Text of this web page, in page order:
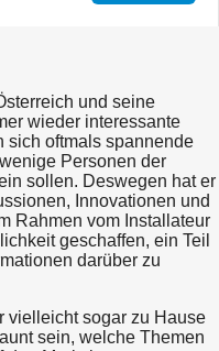
und seine
wieder interessante
sich oftmals spannende
Personen der
sollen. Deswegen hat er
Innovationen und
Rahmen vom Installateur
geschaffen, ein Teil
darüber zu
vielleicht sogar zu Hause
sein, welche Themen